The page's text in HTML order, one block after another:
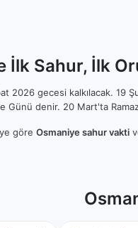
İlk Sahur, İlk
2026 gecesi kalkılacak. 19
Günü denir. 20 Mart'ta
göre Osmaniye sahur vakti